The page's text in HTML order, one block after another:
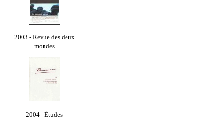
2003 - Revue des deux
mondes
2004 - Études